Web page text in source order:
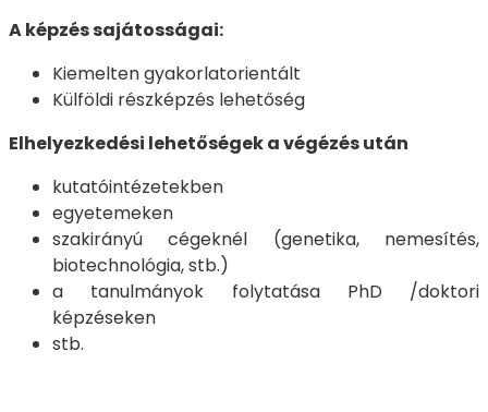
A képzés sajátosságai:
Kiemelten gyakorlatorientált
Külföldi részképzés lehetőség
Elhelyezkedési lehetőségek a végézés után
kutatóintézetekben
egyetemeken
szakirányú cégeknél (genetika, nemesítés,
biotechnológia, stb.)
a tanulmányok folytatása PhD /doktori
képzéseken
stb.